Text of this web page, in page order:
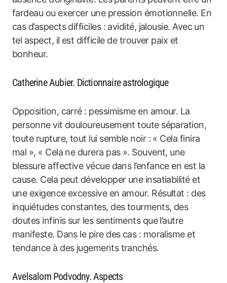
fardeau ou exercer une pression émotionnelle. En
cas d’aspects difficiles : avidité, jalousie. Avec un
tel aspect, il est difficile de trouver paix et
bonheur.
Catherine Aubier. Dictionnaire astrologique
Opposition, carré : pessimisme en amour. La
personne vit douloureusement toute séparation,
toute rupture, tout lui semble noir : « Cela finira
mal », « Cela ne durera pas ». Souvent, une
blessure affective vécue dans l’enfance en est la
cause. Cela peut développer une insatiabilité et
une exigence excessive en amour. Résultat : des
inquiétudes constantes, des tourments, des
doutes infinis sur les sentiments que l’autre
manifeste. Dans le pire des cas : moralisme et
tendance à des jugements tranchés.
Avelsalom Podvodny. Aspects